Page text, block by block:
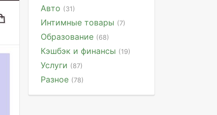
Авто (31)
Интимные товары (7)
Образование (68)
Кэшбэк и финансы (19)
Услуги (87)
Разное (78)